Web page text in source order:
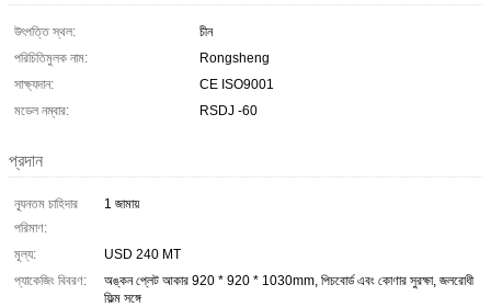
উৎপত্তি স্থল:
চীন
পরিচিতিমুলক নাম:
Rongsheng
সাক্ষ্যদান:
CE ISO9001
মডেল নম্বার:
RSDJ -60
প্রদান
ন্যূনতম চাহিদার
পরিমাণ:
1 জামায়
মূল্য:
USD 240 MT
প্যাকেজিং বিবরণ:
অঙ্কন প্লেট আকার 920 * 920 * 1030mm, পিচবোর্ড এবং কোণার সুরক্ষা, জলরোধী
ফিল্ম সঙ্গে